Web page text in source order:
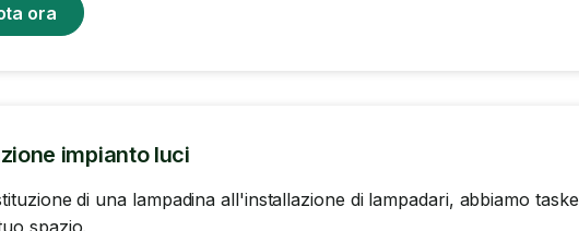
ora
impianto luci
di una lampadina all'installazione di lampadari, abbiamo
spazio.